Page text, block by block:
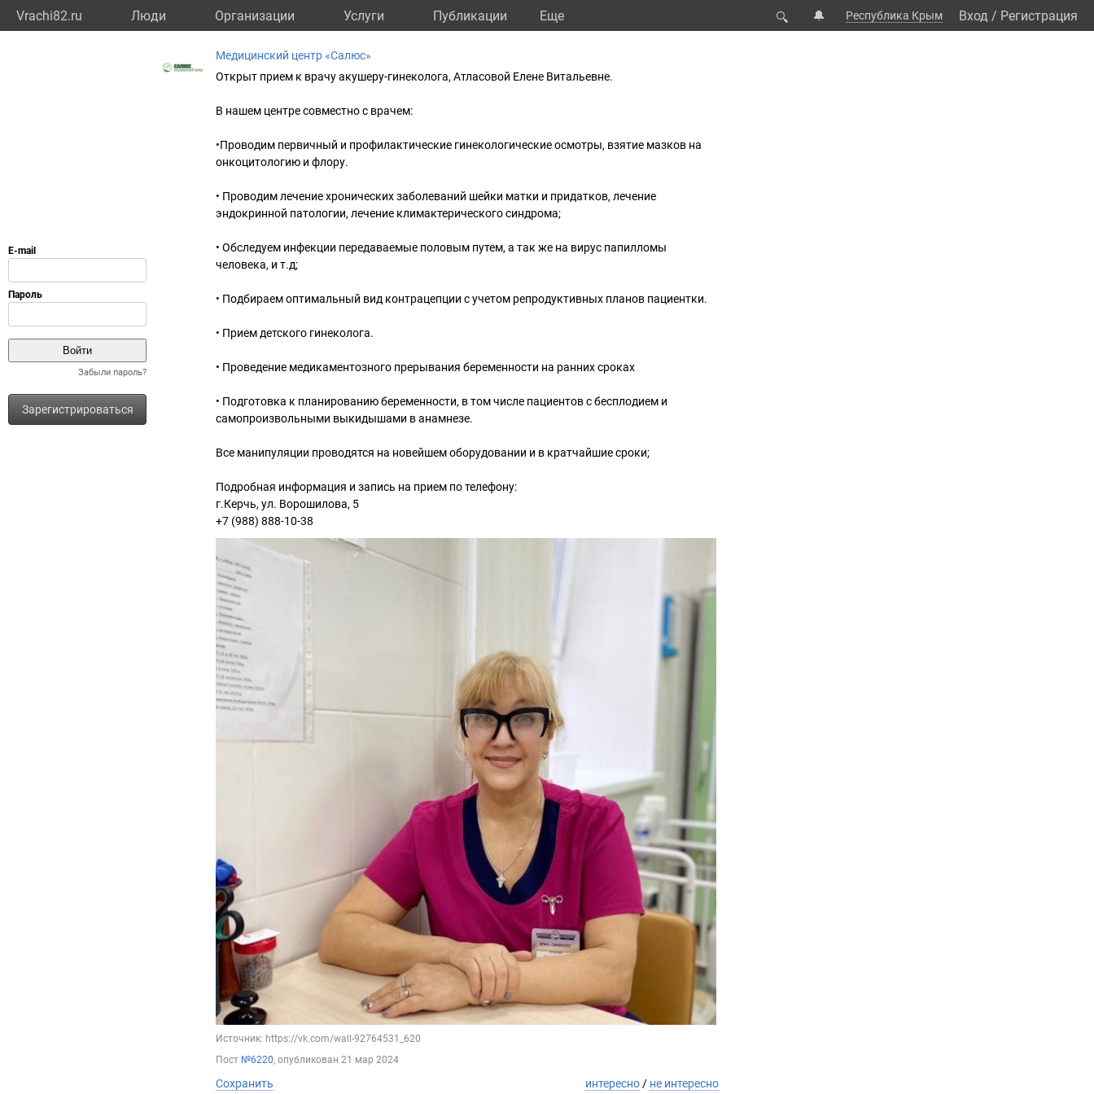
Vrachi82.ru Люди Организации Услуги Публикации Eще 🔍 🔔 Республика Крым Вход / Регистрация
Забыли пароль?
Зарегистрироваться
Медицинский центр «Салюс»
Открыт прием к врачу акушеру-гинеколога, Атласовой Елене Витальевне.
В нашем центре совместно с врачем:
•Проводим первичный и профилактические гинекологические осмотры, взятие мазков на
онкоцитологию и флору.
• Проводим лечение хронических заболеваний шейки матки и придатков, лечение
эндокринной патологии, лечение климактерического синдрома;
• Обследуем инфекции передаваемые половым путем, а так же на вирус папилломы
человека, и т.д;
• Подбираем оптимальный вид контрацепции с учетом репродуктивных планов пациентки.
• Прием детского гинеколога.
• Проведение медикаментозного прерывания беременности на ранних сроках
• Подготовка к планированию беременности, в том числе пациентов с бесплодием и
самопроизвольными выкидышами в анамнезе.
Все манипуляции проводятся на новейшем оборудовании и в кратчайшие сроки;
Подробная информация и запись на прием по телефону:
г.Керчь, ул. Ворошилова, 5
+7 (988) 888-10-38
Источник: https://vk.com/wall-92764531_620
Пост №6220, опубликован 21 мар 2024
Сохранить интересно / не интересно